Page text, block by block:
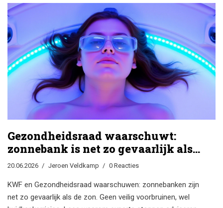
Gezondheidsraad waarschuwt:
zonnebank is net zo gevaarlijk als
de zon
20.06.2026 Jeroen Veldkamp 0 Reacties
KWF en Gezondheidsraad waarschuwen: zonnebanken zijn
net zo gevaarlijk als de zon. Geen veilig voorbruinen, wel